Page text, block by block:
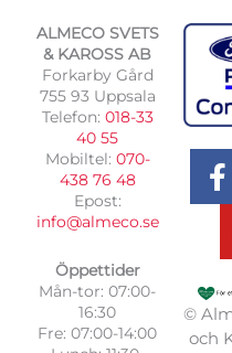
ALMECO SVETS
& KAROSS AB
Forkarby Gård
755 93 Uppsala
Telefon: 018-33
40 55
Mobiltel: 070-
438 76 48
Epost:
info@almeco.se
Öppettider
Mån-tor: 07:00-
16:30
Fre: 07:00-14:00
a
c
o
k
©
och